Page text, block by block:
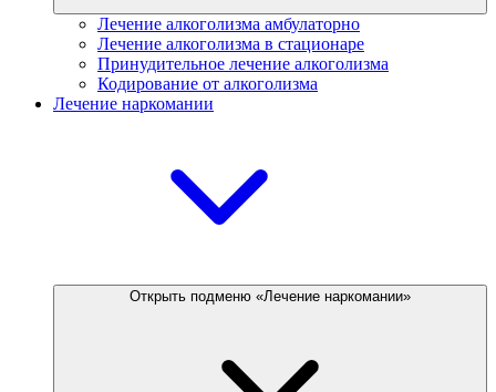
Лечение алкоголизма амбулаторно
Лечение алкоголизма в стационаре
Принудительное лечение алкоголизма
Кодирование от алкоголизма
Лечение наркомании
Открыть подменю «Лечение наркомании»